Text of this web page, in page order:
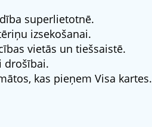
superlietotnē.
izsekošanai.
vietās un tiešsaistē.
drošībai.
kas pieņem Visa kartes.